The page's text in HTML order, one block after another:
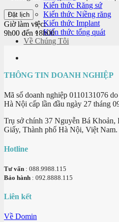
Kiến thức Răng sứ
Kiến thức Niềng răng
Kiến thức Implant
Kiến thức tổng quát
Về Chúng Tôi
Giờ làm việc:
9h00 đến 18h00
THÔNG TIN DOANH NGHIỆP
Mã số doanh nghiệp 0110131076
Hà Nội cấp lần đầu ngày 27 tháng
Trụ sở chính 37 Nguyễn Bá Khoản,
Giấy, Thành phố Hà Nội, Việt Nam.
Hotline
Tư vấn : 088.9988.115
Bảo hành : 092.8888.115
Liên kết
Về Domin